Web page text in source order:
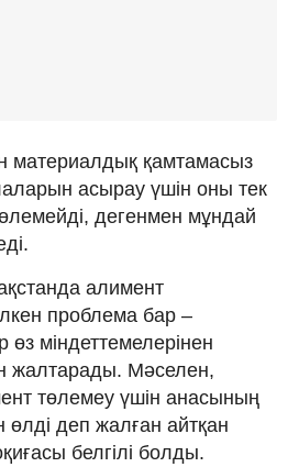
материалдық қамтамасыз
асырау үшін оны тек
дегенмен мұндай
алимент
проблема бар –
өз міндеттемелерінен
жалтарады. Мәселен,
төлемеу үшін анасының
өлді деп жалған айтқан
белгілі болды.